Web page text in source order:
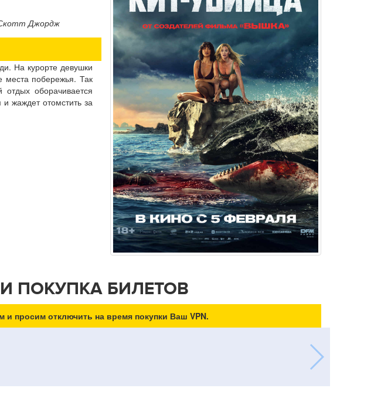
Джордж
На курорте девушки
места побережья. Так
оборачивается
и жаждет отомстить за
ПОКУПКА БИЛЕТОВ
просим отключить на время покупки Ваш VPN.